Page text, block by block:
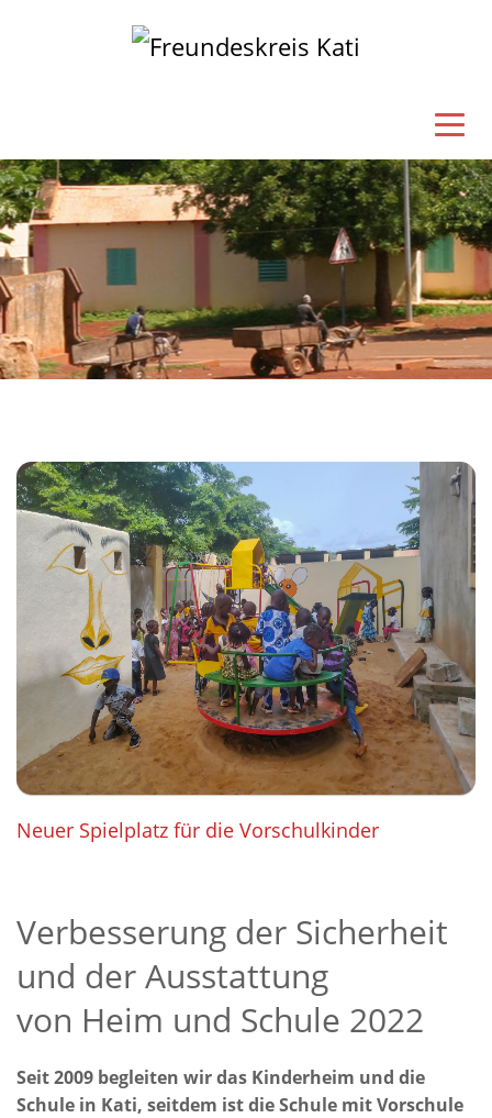
Neuer Spielplatz für die Vorschulkinder
Verbesserung der Sicherheit
und der Ausstattung
von Heim und Schule 2022
Seit 2009 begleiten wir das Kinderheim und die
Schule in Kati, seitdem ist die Schule mit Vorschule